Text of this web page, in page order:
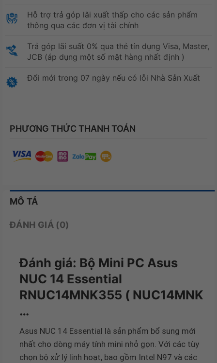
Hỗ trợ trả góp lãi xuất thấp cho các sản phẩm
thông qua các đơn vị tài chính
Trả góp lãi suất 0% qua thẻ tín dụng Visa, Master,
JCB (áp dụng một số mặt hàng nhất định )
Đổi mới trong 07 ngày nếu có lỗi Nhà Sản Xuất
PHƯƠNG THỨC THANH TOÁN
MÔ TẢ
ĐÁNH GIÁ (0)
Đánh giá: Bộ Mini PC Asus
NUC 14 Essential
RNUC14MNK355 ( NUC14MNK
…
Asus NUC 14 Essential là sản phẩm bổ sung mới
nhất cho dòng máy tính mini nhỏ gọn. Với các tùy
chọn bộ xử lý linh hoạt, bao gồm Intel N97 và các